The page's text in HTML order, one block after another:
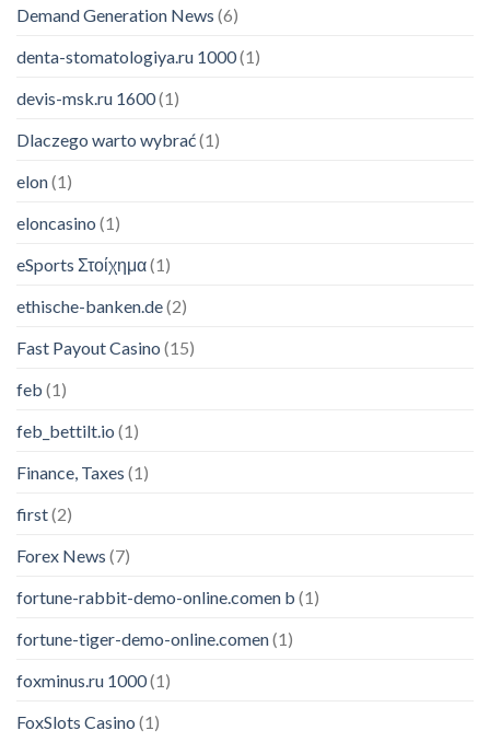
Demand Generation News (6)
denta-stomatologiya.ru 1000(1)
devis-msk.ru 1600(1)
Dlaczego warto wybrać(1)
elon(1)
eloncasino (1)
eSports Στοίχημα(1)
ethische-banken.de(2)
Fast Payout Casino (15)
feb (1)
feb_bettilt.io (1)
Finance, Taxes (1)
first(2)
Forex News (7)
fortune-rabbit-demo-online.comen b (1)
fortune-tiger-demo-online.comen(1)
foxminus.ru 1000(1)
FoxSlots Casino (1)